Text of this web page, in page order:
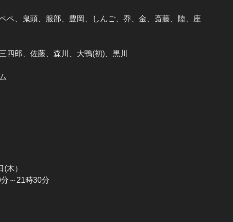
ペ、鬼頭、服部、豊岡、しんご、乔、金、斎藤、陸、座
四郎、佐藤、森川、大鴨(初)、黒川
木）
～21時30分